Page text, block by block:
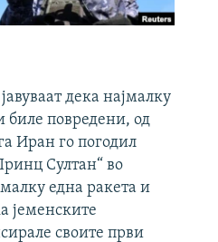
дека најмалку
биле повредени, од
Иран го погодил
Султан“ во
една ракета и
јеменските
своите први